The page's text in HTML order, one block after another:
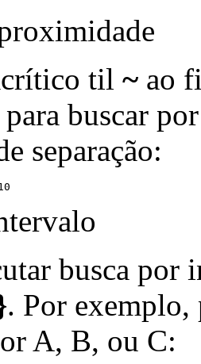
til ~ ao
buscar
separação:
busca por
. Por exemplo,
A, B, ou C: